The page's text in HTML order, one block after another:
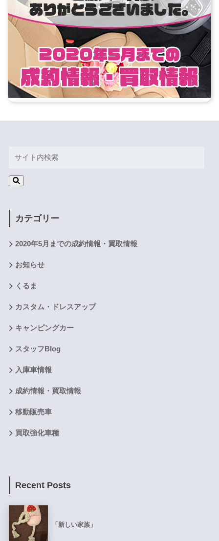
カテゴリー
2020年5月までの成約情報・買取情報
お知らせ
くるま
カスタム・ドレスアップ
キャンピングカー
スタッフBlog
入庫車情報
成約情報・買取情報
移動販売車
買取強化車種
Recent Posts
「新しい家族」